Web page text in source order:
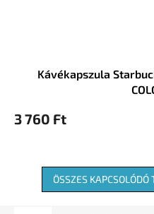
Kávékapszula
3 760 Ft
ÖSSZES